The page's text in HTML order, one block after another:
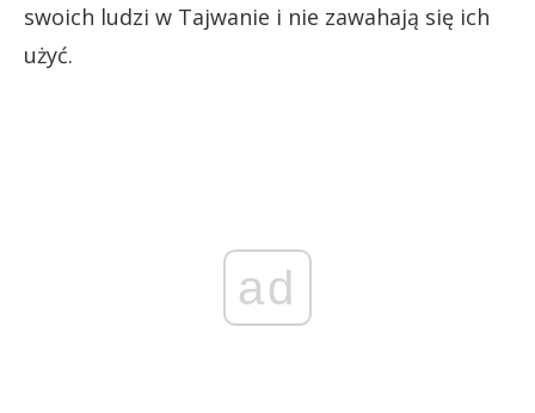
swoich ludzi w Tajwanie i nie zawahają się ich
użyć.
ad